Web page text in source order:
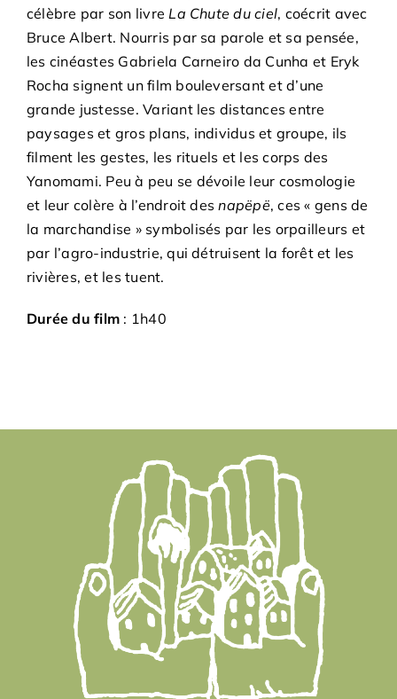
célèbre par son livreLa Chute du ciel, coécrit avec
Bruce Albert. Nourris par sa parole et sa pensée,
les cinéastes Gabriela Carneiro da Cunha et Eryk
Rocha signent un film bouleversant et d’une
grande justesse. Variant les distances entre
paysages et gros plans, individus et groupe, ils
filment les gestes, les rituels et les corps des
Yanomami. Peu à peu se dévoile leur cosmologie
et leur colère à l’endroit desnapëpë, ces « gens de
la marchandise » symbolisés par les orpailleurs et
par l’agro-industrie, qui détruisent la forêt et les
rivières, et les tuent.
Durée du film : 1h40